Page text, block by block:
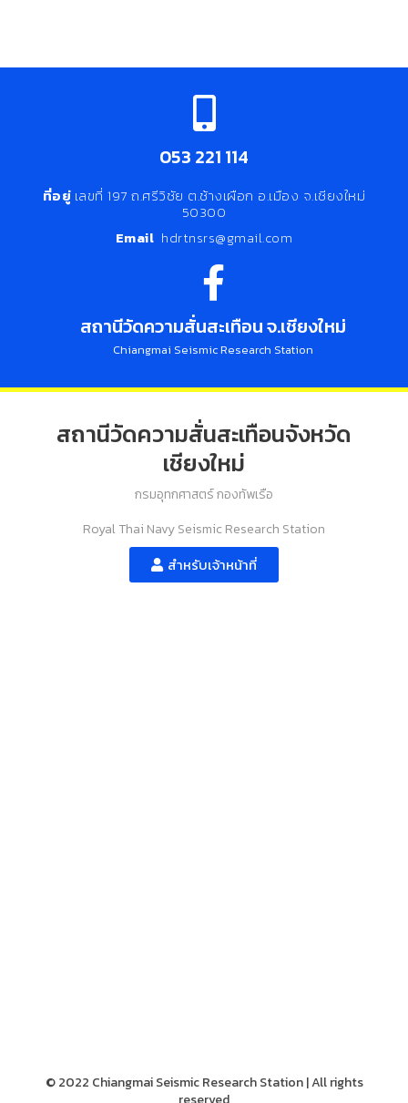
053 221 114
ที่อยู่ เลขที่ 197 ถ.ศรีวิชัย ต.ช้างเผือก อ.เมือง จ.เชียงใหม่
50300
Email hdrtnsrs@gmail.com
สถานีวัดความสั่นสะเทือน จ.เชียงใหม่
Chiangmai Seismic Research Station
สถานีวัดความสั่นสะเทือนจังหวัด
เชียงใหม่
กรมอุทกศาสตร์ กองทัพเรือ
Royal Thai Navy Seismic Research Station
สำหรับเจ้าหน้าที่
© 2022 Chiangmai Seismic Research Station | All rights